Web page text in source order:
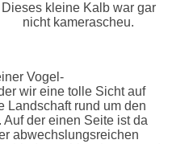
Dieses kleine Kalb war gar
nicht kamerascheu.
Vogel-
wir eine tolle Sicht auf
Landschaft rund um den
der einen Seite ist da
abwechslungsreichen